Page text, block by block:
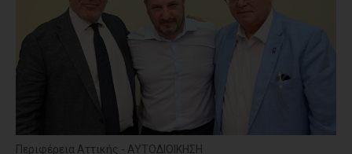
Περιφέρεια Αττικής - ΑΥΤΟΔΙΟΙΚΗΣΗ